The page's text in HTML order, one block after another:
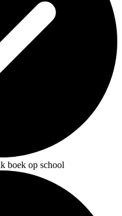
boek op school